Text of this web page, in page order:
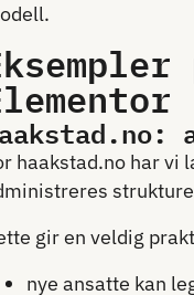
haakstad.no har vi
gir en veldig
nye ansatte kan